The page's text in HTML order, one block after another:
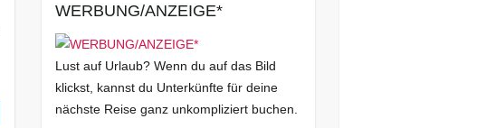
WERBUNG/ANZEIGE*
Lust auf Urlaub? Wenn du auf das Bild
klickst, kannst du Unterkünfte für deine
nächste Reise ganz unkompliziert buchen.